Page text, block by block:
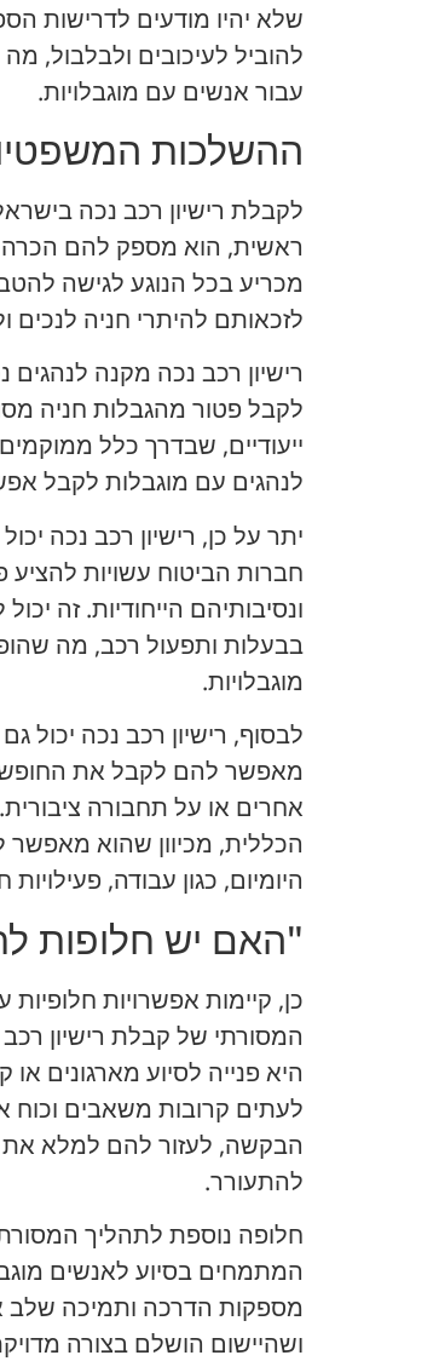
שלא יהיו מודעים לדרישות
להוביל לעיכובים ולבלבול,
עבור אנשים עם מוגבלויות.
ההשלכות
לקבלת רישיון רכב נכה
ראשית, הוא מספק להם הכרה
מכריע בכל הנוגע לגישה
לזכאותם להיתרי חניה לנכים
רישיון רכב נכה מקנה
לקבל פטור מהגבלות חניה
ייעודיים, שבדרך כלל
לנהגים עם מוגבלות לקבל
יתר על כן, רישיון רכב נכה
חברות הביטוח עשויות להציע
ונסיבותיהם הייחודיות. זה
בבעלות ותפעול רכב, מה
מוגבלויות.
לבסוף, רישיון רכב נכה יכול
מאפשר להם לקבל את החופש
אחרים או על תחבורה
הכללית, מכיוון שהוא
היומיום, כגון עבודה,
"האם יש חלופות
כן, קיימות אפשרויות
המסורתי של קבלת רישיון
היא פנייה לסיוע מארגונים
לעתים קרובות משאבים וכוח
הבקשה, לעזור להם למלא את
להתעורר.
חלופה נוספת לתהליך
המתמחים בסיוע לאנשים
מספקות הדרכה ותמיכה שלב
ושהיישום הושלם בצורה